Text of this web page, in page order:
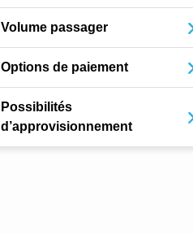
Volume passager
Options de paiement
Possibilités
d’approvisionnement